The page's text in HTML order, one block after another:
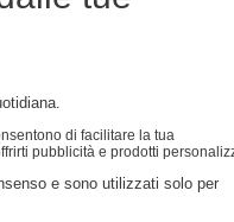
di facilitare la tua
pubblicità e prodotti
e sono utilizzati solo per